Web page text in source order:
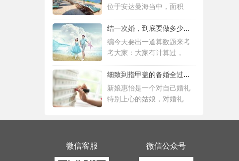
位于安达曼海当中，面积
结一次婚，到底要做多少件准备工作 |备婚清
编今天要出一道算数题来考
考大家：大家有计算过，
细致到指甲盖的备婚全过程，这位“挑剔”新
新娘惠怡是一个对自己婚礼
特别上心的姑娘，对婚礼
微信客服 微信公众号